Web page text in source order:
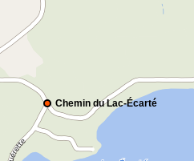
Chemin du Lac-Écarté